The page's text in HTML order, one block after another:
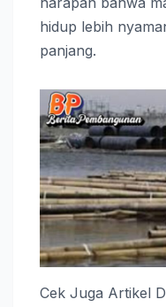
hidup lebih
panjang.
Cek Juga Artikel